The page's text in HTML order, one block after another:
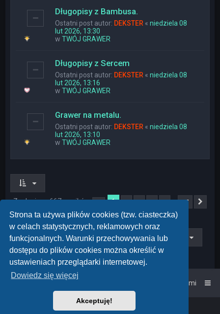
Strona ta używa plików cookies (tzw. ciasteczka)
w celach statystycznych, reklamowych oraz
funkcjonalnych. Warunki przechowywania lub
dostępu do plików cookies można określić w
ustawieniach przeglądarki internetowej.
Dowiedz się więcej
Akceptuję!
Długopisy z Bambusa.
Ostatni post autor: DEKSTER «niedziela 08
lut 2026, 13:30
wTWÓJ GRAWER
Długopisy z Sercem
Ostatni post autor: DEKSTER «niedziela 08
lut 2026, 13:16
wTWÓJ GRAWER
Grawer na metalu.
Ostatni post autor: DEKSTER «niedziela 08
lut 2026, 13:10
wTWÓJ GRAWER
Znaleziono 667 wyników 1 2 3 4 5 … 27
Przejdź do
Kontakt z nami
phpBB
PlanetStyles